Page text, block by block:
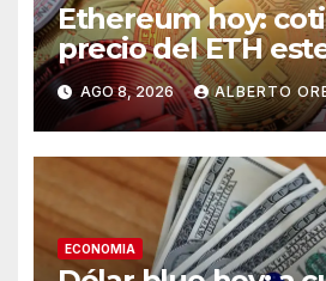
Ethereum hoy:
precio del ETH
de agosto de 2026
AGO 8, 2026 ALBERTO
ECONOMIA